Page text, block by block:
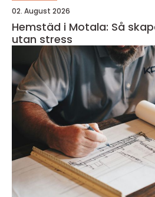
02. August 2026
Hemstäd i Motala: Så
utan stress